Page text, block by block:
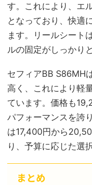
す。これにより、エ
となっており、快適
ます。リールシート
ルの固定がしっかり
セフィアBB S86MH
高く、これにより軽
ています。価格も
パフォーマンスを誇
は17,400円から
り、予算に応じた選
まとめ